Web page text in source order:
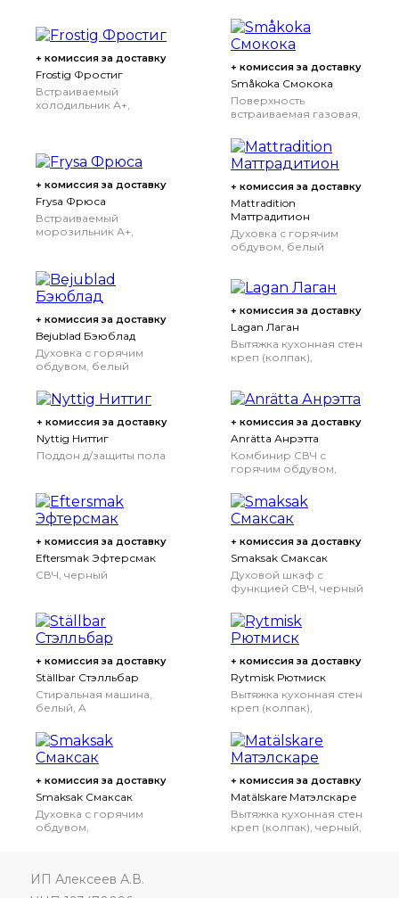
+ комиссия за доставку
Frostig Фростиг
Встраиваемый
холодильник А+,
+ комиссия за доставку
Småkoka Смокока
Поверхность
встраиваемая газовая,
+ комиссия за доставку
Frysa Фрюса
Встраиваемый
морозильник А+,
+ комиссия за доставку
Mattradition
Маттрадитион
Духовка с горячим
обдувом, белый
+ комиссия за доставку
Bejublad Бэюблад
Духовка с горячим
обдувом, белый
+ комиссия за доставку
Lagan Лаган
Вытяжка кухонная стен
креп (колпак),
+ комиссия за доставку
Nyttig Ниттиг
Поддон д/защиты пола
+ комиссия за доставку
Anrätta Анрэтта
Комбинир СВЧ с
горячим обдувом,
+ комиссия за доставку
Eftersmak Эфтерсмак
СВЧ, черный
+ комиссия за доставку
Smaksak Смаксак
Духовой шкаф с
функцией СВЧ, черный
+ комиссия за доставку
Ställbar Стэлльбар
Стиральная машина,
белый, A
+ комиссия за доставку
Rytmisk Рютмиск
Вытяжка кухонная стен
креп (колпак),
60 см
60 см
+ комиссия за доставку
Smaksak Смаксак
Духовка с горячим
обдувом,
+ комиссия за доставку
Matälskare Матэлскаре
Вытяжка кухонная стен
креп (колпак), черный,
ИП Алексеев А.В.